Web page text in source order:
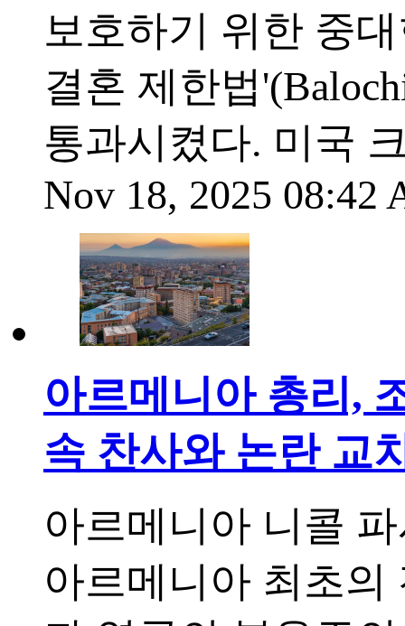
보호하기 위한 중
결혼 제한법
통과시켰다. 미국
Nov 18, 2025 08:42
아르메니아 총리,
속 찬사와 논란 교
아르메니아 니콜
아르메니아 최초